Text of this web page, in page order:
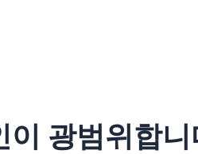
이 광범위합니